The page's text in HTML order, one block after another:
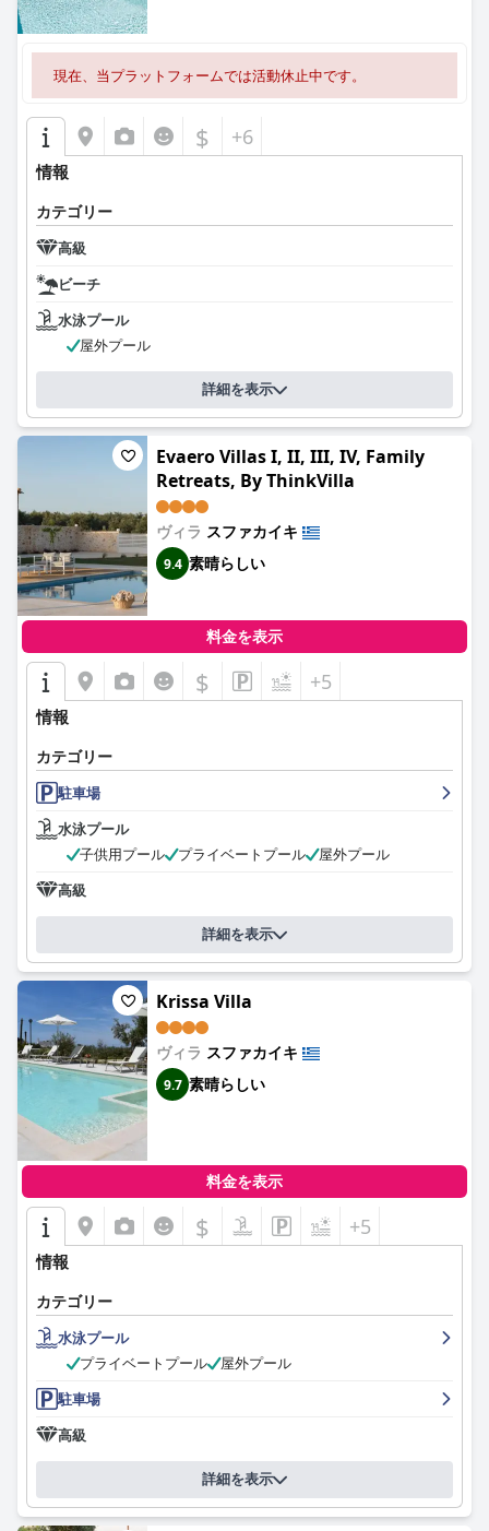
現在、当プラットフォームでは活動休止中です。
$ +6
情報
カテゴリー
高級
ビーチ
水泳プール
屋外プール
詳細を表示
Evaero Villas I, II, III, IV, Family
Retreats, By ThinkVilla
ヴィラ スファカイキ
9.4 素晴らしい
料金を表示
$ +5
情報
カテゴリー
駐車場
水泳プール
子供用プール
プライベートプール
屋外プール
高級
詳細を表示
Krissa Villa
ヴィラ スファカイキ
9.7 素晴らしい
料金を表示
$ +5
情報
カテゴリー
水泳プール
プライベートプール
屋外プール
駐車場
高級
詳細を表示